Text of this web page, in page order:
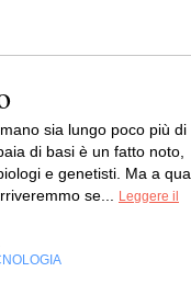
sia lungo poco più di
di basi è un fatto noto,
e genetisti. Ma a
se...
Leggere il